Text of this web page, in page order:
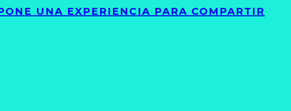
UNA EXPERIENCIA PARA COMPARTIR